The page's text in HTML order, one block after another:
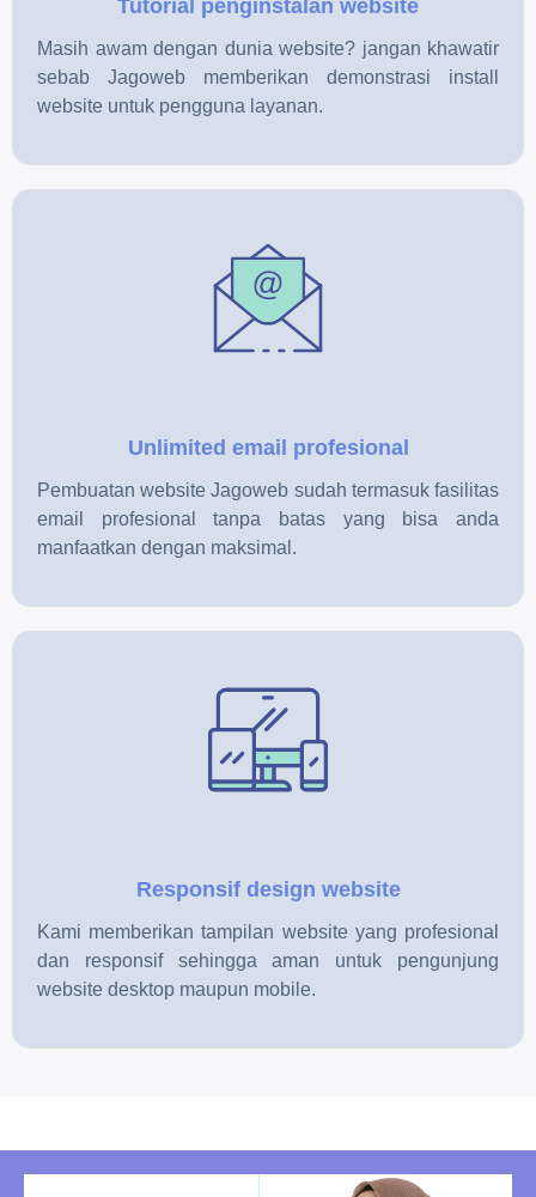
Tutorial penginstalan website
Masih awam dengan dunia website? jangan khawatir
sebab Jagoweb memberikan demonstrasi install
website untuk pengguna layanan.
Unlimited email profesional
Pembuatan website Jagoweb sudah termasuk fasilitas
email profesional tanpa batas yang bisa anda
manfaatkan dengan maksimal.
Responsif design website
Kami memberikan tampilan website yang profesional
dan responsif sehingga aman untuk pengunjung
website desktop maupun mobile.